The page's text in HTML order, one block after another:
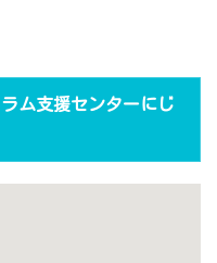
ム支援センターにじ